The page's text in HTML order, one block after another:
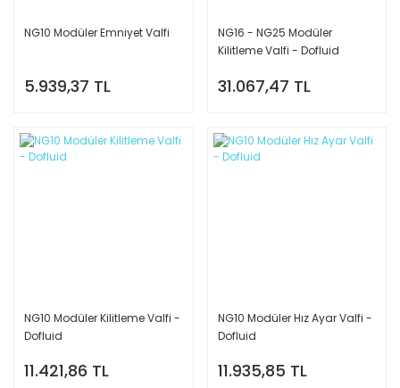
NG10 Modüler Emniyet Valfi
5.939,37 TL
NG16 - NG25 Modüler
Kilitleme Valfi - Dofluid
31.067,47 TL
NG10 Modüler Kilitleme Valfi -
Dofluid
11.421,86 TL
NG10 Modüler Hız Ayar Valfi -
Dofluid
11.935,85 TL